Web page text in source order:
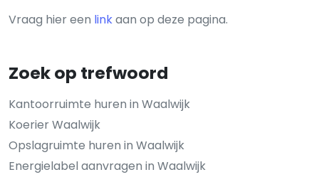
Vraag hier een linkaan op deze pagina.
Zoek op trefwoord
Kantoorruimte huren in Waalwijk
Koerier Waalwijk
Opslagruimte huren in Waalwijk
Energielabel aanvragen in Waalwijk